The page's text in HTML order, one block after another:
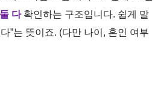
둘 다확인하는 구조입니다. 쉽게 말
”는 뜻이죠. (다만 나이, 혼인 여부